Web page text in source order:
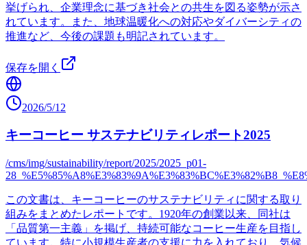
挙げられ、企業理念に基づき社会との共生を図る姿勢が示さ
れています。また、地球温暖化への対応やダイバーシティの
推進など、今後の課題も明記されています。
保存を開く
2026/5/12
キーコーヒー サステナビリティレポート2025
/cms/img/sustainability/report/2025/2025_p01-
この文書は、キーコーヒーのサステナビリティに関する取り
組みをまとめたレポートです。1920年の創業以来、同社は
「品質第一主義」を掲げ、持続可能なコーヒー生産を目指し
ています。特に小規模生産者の支援に力を入れており、気候